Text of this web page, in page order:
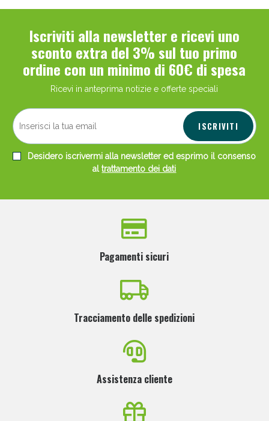
Iscriviti alla newsletter e ricevi uno
sconto extra del 3% sul tuo primo
ordine con un minimo di 60€ di spesa
Ricevi in anteprima notizie e offerte speciali
ISCRIVITI
Desidero iscrivermi alla newsletter ed esprimo il consenso
altrattamento dei dati
Pagamenti sicuri
Tracciamento delle spedizioni
Assistenza cliente